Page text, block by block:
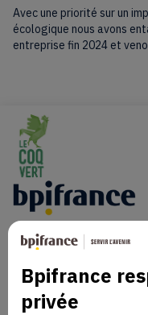
Avec une priorité sur un
écologique nous avons
entreprise fin 2024 et
Mentions Légales
Bpifrance
privée